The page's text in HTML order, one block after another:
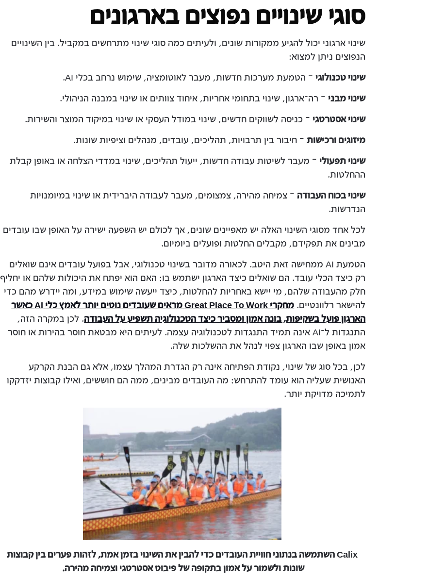
סוגי שינויים נפוצים בארגונים
שינוי ארגוני יכול להגיע ממקורות שונים, ולעיתים כמה סוגי שינוי מתרחשים במקביל. בין השינויים
הנפוצים ניתן למצוא:
שינוי טכנולוגי– הטמעת מערכות חדשות, מעבר לאוטומציה, שימוש נרחב בכלי AI.
שינוי מבני– רה־ארגון, שינוי בתחומי אחריות, איחוד צוותים או שינוי במבנה הניהולי.
שינוי אסטרטגי– כניסה לשווקים חדשים, שינוי במודל העסקי או שינוי במיקוד המוצר והשירות.
מיזוגים ורכישות– חיבור בין תרבויות, תהליכים, עובדים, מנהלים וציפיות שונות.
שינוי תפעולי– מעבר לשיטות עבודה חדשות, ייעול תהליכים, שינוי במדדי הצלחה או באופן קבלת
ההחלטות.
שינוי בכוח העבודה – צמיחה מהירה, צמצומים, מעבר לעבודה היברידית או שינוי במיומנויות
הנדרשות.
לכל אחד מסוגי השינוי האלה יש מאפיינים שונים, אך לכולם יש השפעה ישירה על האופן שבו עובדים
מבינים את תפקידם, מקבלים החלטות ופועלים ביומיום.
הטמעת AI ממחישה זאת היטב. לכאורה מדובר בשינוי טכנולוגי, אבל בפועל עובדים אינם שואלים
רק כיצד הכלי עובד. הם שואלים כיצד הארגון ישתמש בו: האם הוא יפתח את היכולות שלהם או יחליף
חלק מהעבודה שלהם, מי יישא באחריות להחלטות, כיצד ייעשה שימוש במידע, ומה יידרש מהם כדי
להישאר רלוונטיים.
מחקרי Great Place To Work מראים שעובדים נוטים יותר לאמץ כלי AI כאשר
הארגון פועל בשקיפות, בונה אמון ומסביר כיצד הטכנולוגיה תשפיע על העבודה. לכן במקרה הזה,
התנגדות ל־AI אינה תמיד התנגדות לטכנולוגיה עצמה. לעיתים היא מבטאת חוסר בהירות או חוסר
אמון באופן שבו הארגון צפוי לנהל את ההשלכות שלה.
לכן, בכל סוג של שינוי, נקודת הפתיחה אינה רק הגדרת המהלך עצמו, אלא גם הבנת הקרקע
האנושית שעליה הוא עומד להתרחש: מה העובדים מבינים, ממה הם חוששים, ואילו קבוצות יזדקקו
לתמיכה מדויקת יותר.
Calix השתמשה בנתוני חוויית העובדים כדי להבין את השינוי בזמן אמת, לזהות פערים בין קבוצות
שונות ולשמור על אמון בתקופה של פיבוט אסטרטגי וצמיחה מהירה.